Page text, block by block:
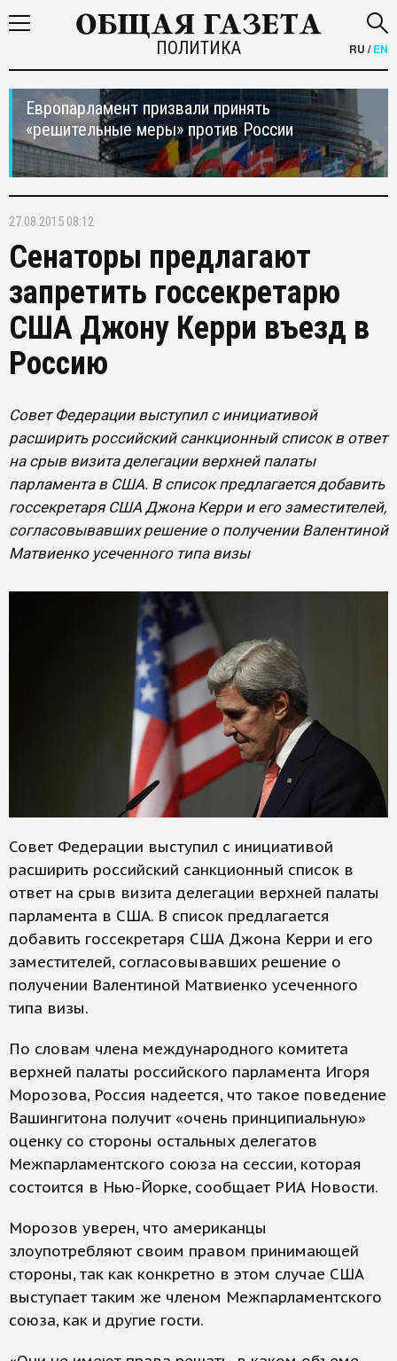
ПОЛИТИКА RU /EN
Европарламент призвали принять
«решительные меры» против России
27.08.2015 08:12
Сенаторы предлагают
запретить госсекретарю
США Джону Керри въезд в
Россию
Совет Федерации выступил с инициативой
расширить российский санкционный список в ответ
на срыв визита делегации верхней палаты
парламента в США. В список предлагается добавить
госсекретаря США Джона Керри и его заместителей,
согласовывавших решение о получении Валентиной
Матвиенко усеченного типа визы
Совет Федерации выступил с инициативой
расширить российский санкционный список в
ответ на срыв визита делегации верхней палаты
парламента в США. В список предлагается
добавить госсекретаря США Джона Керри и его
заместителей, согласовывавших решение о
получении Валентиной Матвиенко усеченного
типа визы.
По словам члена международного комитета
верхней палаты российского парламента Игоря
Морозова, Россия надеется, что такое поведение
Вашингитона получит «очень принципиальную»
оценку со стороны остальных делегатов
Межпарламентского союза на сессии, которая
состоится в Нью-Йорке, сообщает РИА Новости.
Морозов уверен, что американцы
злоупотребляют своим правом принимающей
стороны, так как конкретно в этом случае США
выступает таким же членом Межпарламентского
союза, как и другие гости.